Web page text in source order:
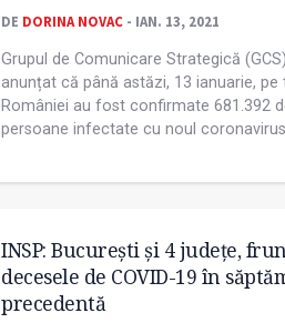
DE DORINA NOVAC - IAN. 13, 2021
Grupul de Comunicare Strategică
anunțat că până astăzi, 13 ianuarie, pe
României au fost confirmate 681.392
persoane infectate cu noul
INSP: București și 4 județe,
decesele de COVID-19 în
precedentă